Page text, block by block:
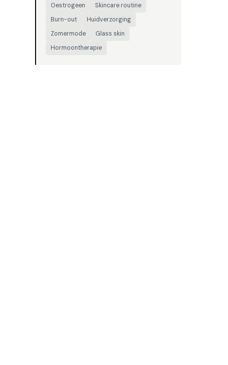
Oestrogeen
Skincare routine
Burn-out
Huidverzorging
Zomermode
Glass skin
Hormoontherapie